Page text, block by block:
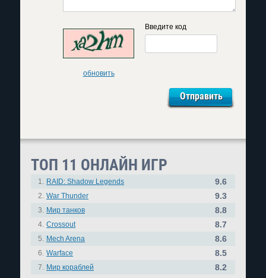
обновить
Введите код
ТОП 11 ОНЛАЙН ИГР
1. RAID: Shadow Legends 9.6
2. War Thunder 9.3
3. Мир танков 8.8
4. Crossout 8.7
5. Mech Arena 8.6
6. Warface 8.5
7. Мир кораблей 8.2